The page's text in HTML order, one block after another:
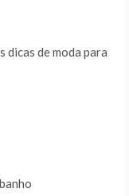
dicas de moda para